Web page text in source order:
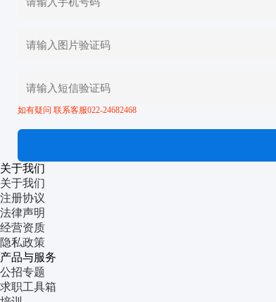
如有疑问 联系客服022-24682468
关于我们
关于我们
注册协议
法律声明
经营资质
隐私政策
产品与服务
公招专题
求职工具箱